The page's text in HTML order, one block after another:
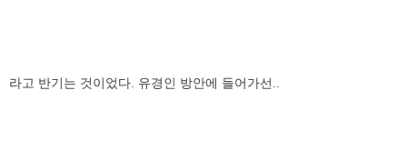
라고 반기는 것이었다. 유경인 방안에 들어가선..